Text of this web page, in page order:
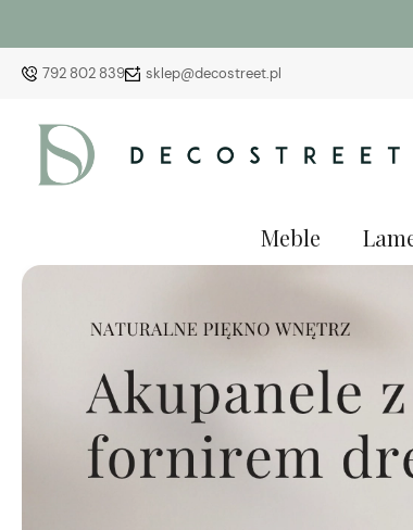
792 802 839 sklep@decostreet.pl
Meble